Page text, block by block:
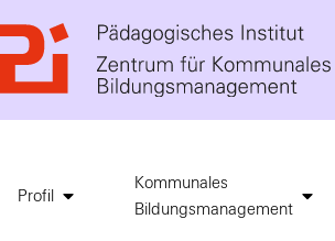
Profil
Kommunales
Bildungsmanagement